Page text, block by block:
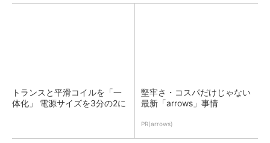
トランスと平滑コイルを「一
体化」 電源サイズを3分の2に
堅牢さ・コスパだけじゃない
最新「arrows」事情
PR(arrows)